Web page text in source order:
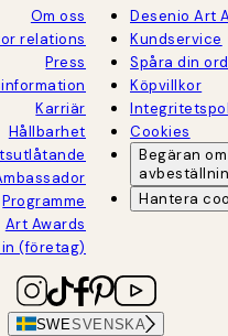
Om oss
relations
Press
Karriär
Hållbarhet
Programme
Art Awards
(företag)
Desenio Art
Kundservice
Spåra din
Köpvillkor
Cookies
Begäran om
Hantera
SWESVENSKA